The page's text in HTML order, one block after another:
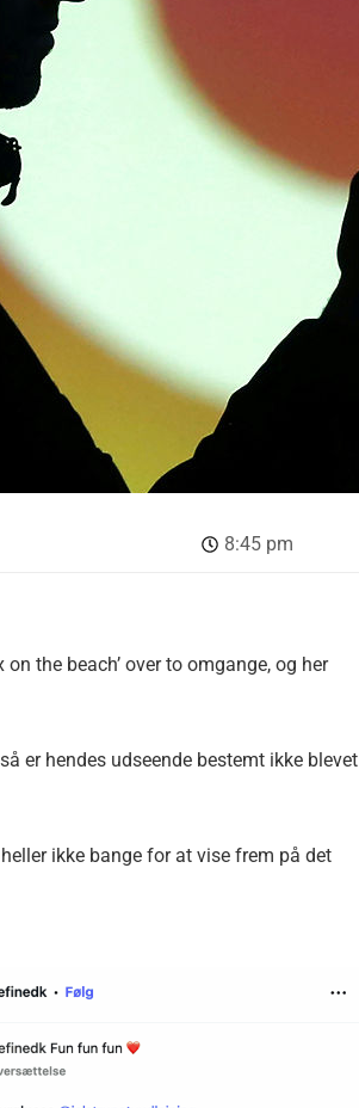
8:45 pm
the beach’ over to omgange, og her
er hendes udseende bestemt ikke blevet
ikke bange for at vise frem på det